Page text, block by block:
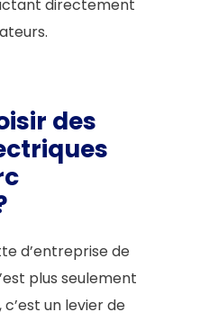
directement
des
d’entreprise de
plus seulement
un levier de